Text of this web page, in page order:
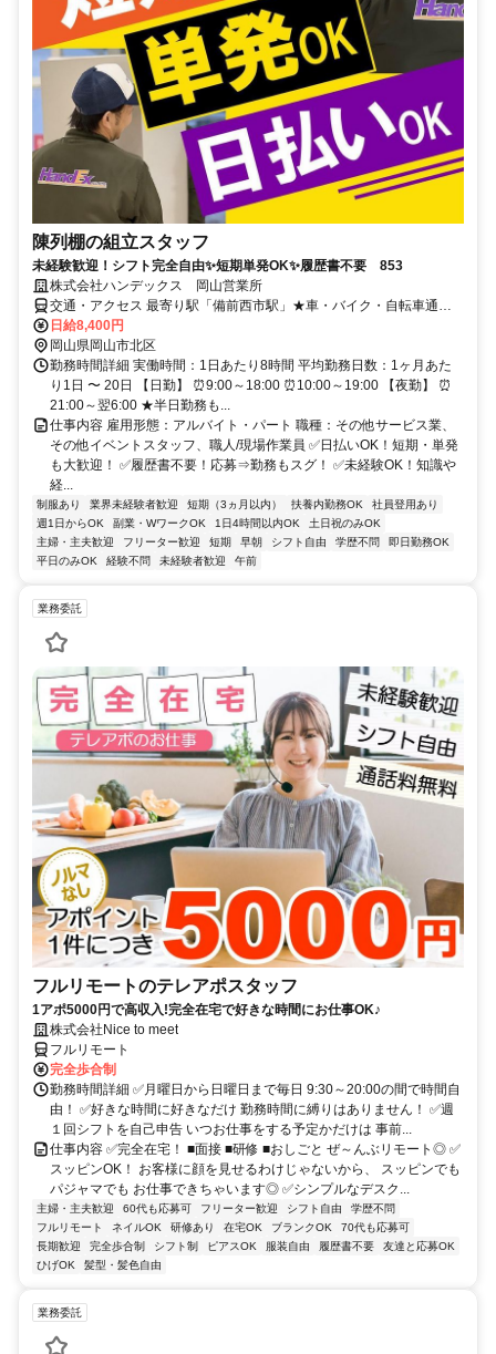
陳列棚の組立スタッフ
未経験歓迎！シフト完全自由✨短期単発OK✨履歴書不要 853
株式会社ハンデックス 岡山営業所
交通・アクセス 最寄り駅「備前西市駅」★車・バイク・自転車通勤
可能
日給8,400円
岡山県岡山市北区
勤務時間詳細 実働時間：1日あたり8時間 平均勤務日数：1ヶ月あた
り1日 〜 20日 【日勤】 ⏰9:00～18:00 ⏰10:00～19:00 【夜勤】 ⏰
21:00～翌6:00 ★半日勤務も...
仕事内容 雇用形態：アルバイト・パート 職種：その他サービス業、
その他イベントスタッフ、職人/現場作業員 ✅日払いOK！短期・単発
も大歓迎！ ✅履歴書不要！応募⇒勤務もスグ！ ✅未経験OK！知識や
経...
制服あり 業界未経験者歓迎 短期（3ヵ月以内） 扶養内勤務OK
社員登用あり
週1日からOK
副業・WワークOK 1日4時間以内OK
土日祝のみOK
主婦・主夫歓迎
フリーター歓迎 短期 早朝 シフト自由 学歴不問
即日勤務OK
平日のみOK
経験不問 未経験者歓迎 午前
業務委託
フルリモートのテレアポスタッフ
1アポ5000円で高収入!完全在宅で好きな時間にお仕事OK♪
株式会社Nice to meet
フルリモート
完全歩合制
勤務時間詳細 ✅月曜日から日曜日まで毎日 9:30～20:00の間で時間自
由！ ✅好きな時間に好きなだけ 勤務時間に縛りはありません！ ✅週
１回シフトを自己申告 いつお仕事をする予定かだけは 事前...
仕事内容 ✅完全在宅！ ■面接 ■研修 ■おしごと ぜ～んぶリモート◎ ✅
スッピンOK！ お客様に顔を見せるわけじゃないから、 スッピンでも
パジャマでも お仕事できちゃいます◎ ✅シンプルなデスク...
主婦・主夫歓迎 60代も応募可 フリーター歓迎 シフト自由
学歴不問
フルリモート
ネイルOK 研修あり 在宅OK ブランクOK
70代も応募可
長期歓迎
完全歩合制 シフト制 ピアスOK 服装自由 履歴書不要
友達と応募OK
ひげOK
髪型・髪色自由
業務委託